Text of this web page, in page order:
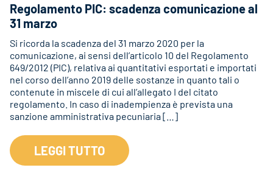
Regolamento PIC: scadenza comunicazione al
31 marzo
Si ricorda la scadenza del 31 marzo 2020 per la
comunicazione, ai sensi dell’articolo 10 del Regolamento
649/2012 (PIC), relativa ai quantitativi esportati e importati
nel corso dell’anno 2019 delle sostanze in quanto tali o
contenute in miscele di cui all’allegato I del citato
regolamento. In caso di inadempienza è prevista una
sanzione amministrativa pecuniaria […]
LEGGI TUTTO